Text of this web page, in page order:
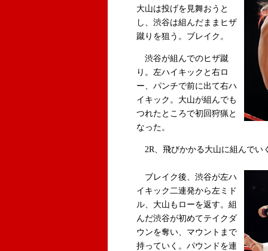
大山は投げを見舞おうと
し、渋谷は組んだままヒザ
蹴りを狙う。ブレイク。
渋谷が組んでのヒザ蹴
り。左ハイキックと右ロ
ー、パンチで前に出て右ハ
イキック。大山が組んでも
つれたところで初回狩猟と
なった。
2R、飛びかかる大山に組んでい
ブレイク後、渋谷が左ハ
イキック二連発から左ミド
ル、大山もローを返す。組
んだ渋谷が初めてテイクダ
ウンを奪い、マウントまで
持っていく。パウンドを連